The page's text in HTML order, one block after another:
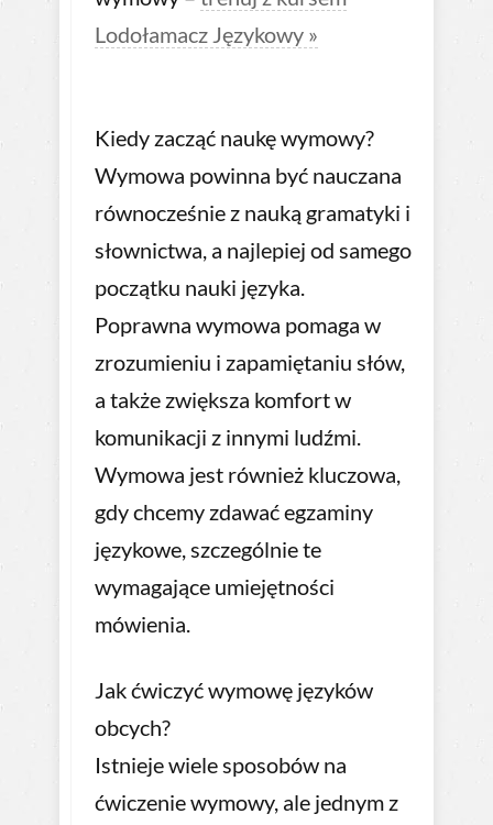
Lodołamacz Językowy »
Kiedy zacząć naukę wymowy?
Wymowa powinna być nauczana
równocześnie z nauką gramatyki i
słownictwa, a najlepiej od samego
początku nauki języka.
Poprawna wymowa pomaga w
zrozumieniu i zapamiętaniu słów,
a także zwiększa komfort w
komunikacji z innymi ludźmi.
Wymowa jest również kluczowa,
gdy chcemy zdawać egzaminy
językowe, szczególnie te
wymagające umiejętności
mówienia.
Jak ćwiczyć wymowę języków
obcych?
Istnieje wiele sposobów na
ćwiczenie wymowy, ale jednym z